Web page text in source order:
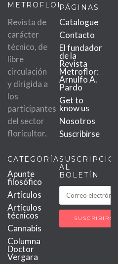
METROFLOR
Revista de
carácter
técnico, de
libre
circulación
y dirigida a
los
participantes
del sector
floricultor.
PÁGINAS
Catalogue
Contacto
El fundador
de la
Revista
Metroflor:
Arnulfo A.
Pardo
Get to
know us
Nosotros
Suscribirse
CATEGORÍAS
Apunte
filosófico
Artículos
Artículos
técnicos
Cannabis
Columna
Doctor
Vergara
SUSCRIPCIÓN
AL
BOLETÍN